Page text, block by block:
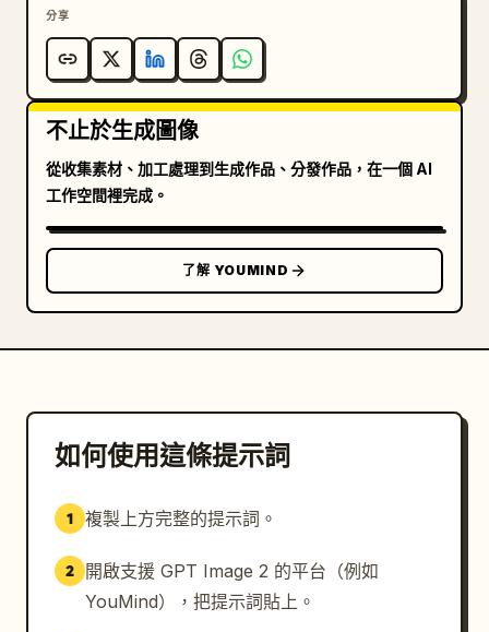
分享
不止於生成圖像
從收集素材、加工處理到生成作品、分發作品，在一個 AI
工作空間裡完成。
了解 YOUMIND
如何使用這條提示詞
1 複製上方完整的提示詞。
2
開啟支援 GPT Image 2 的平台（例如
YouMind），把提示詞貼上。